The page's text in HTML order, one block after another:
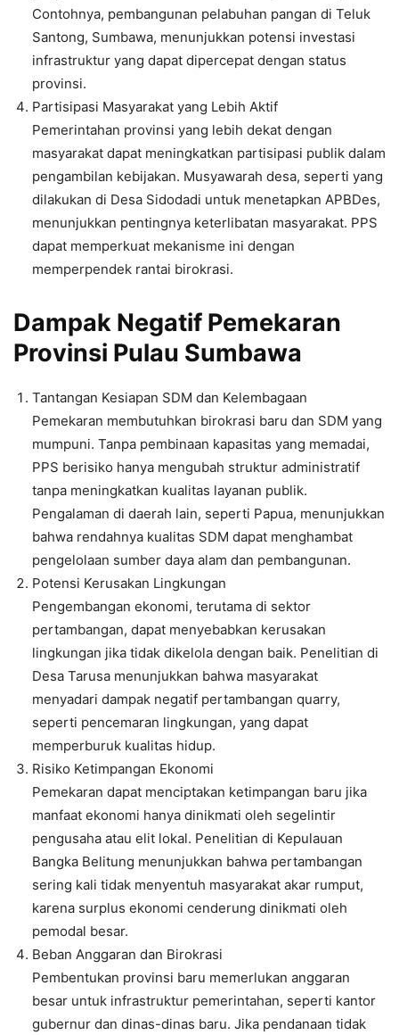
Contohnya, pembangunan pelabuhan pangan di Teluk
Santong, Sumbawa, menunjukkan potensi investasi
infrastruktur yang dapat dipercepat dengan status
provinsi.
Partisipasi Masyarakat yang Lebih Aktif
Pemerintahan provinsi yang lebih dekat dengan
masyarakat dapat meningkatkan partisipasi publik dalam
pengambilan kebijakan. Musyawarah desa, seperti yang
dilakukan di Desa Sidodadi untuk menetapkan APBDes,
menunjukkan pentingnya keterlibatan masyarakat. PPS
dapat memperkuat mekanisme ini dengan
memperpendek rantai birokrasi.
Dampak Negatif Pemekaran
Provinsi Pulau Sumbawa
Tantangan Kesiapan SDM dan Kelembagaan
Pemekaran membutuhkan birokrasi baru dan SDM yang
mumpuni. Tanpa pembinaan kapasitas yang memadai,
PPS berisiko hanya mengubah struktur administratif
tanpa meningkatkan kualitas layanan publik.
Pengalaman di daerah lain, seperti Papua, menunjukkan
bahwa rendahnya kualitas SDM dapat menghambat
pengelolaan sumber daya alam dan pembangunan.
Potensi Kerusakan Lingkungan
Pengembangan ekonomi, terutama di sektor
pertambangan, dapat menyebabkan kerusakan
lingkungan jika tidak dikelola dengan baik. Penelitian di
Desa Tarusa menunjukkan bahwa masyarakat
menyadari dampak negatif pertambangan quarry,
seperti pencemaran lingkungan, yang dapat
memperburuk kualitas hidup.
Risiko Ketimpangan Ekonomi
Pemekaran dapat menciptakan ketimpangan baru jika
manfaat ekonomi hanya dinikmati oleh segelintir
pengusaha atau elit lokal. Penelitian di Kepulauan
Bangka Belitung menunjukkan bahwa pertambangan
sering kali tidak menyentuh masyarakat akar rumput,
karena surplus ekonomi cenderung dinikmati oleh
pemodal besar.
Beban Anggaran dan Birokrasi
Pembentukan provinsi baru memerlukan anggaran
besar untuk infrastruktur pemerintahan, seperti kantor
gubernur dan dinas-dinas baru. Jika pendanaan tidak